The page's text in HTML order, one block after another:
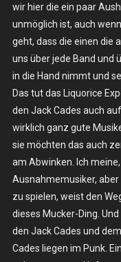
wir hier die ein paar
unmöglich ist, auch
geht, dass die einen die
uns über jede Band und
in die Hand nimmt und
Das tut das Liquorice
den Jack Cades auch
wirklich ganz gute
sie möchten das auch
am Abwinken. Ich
Ausnahmemusiker,
zu spielen, weist den
dieses Mucker-Ding.
den Jack Cades und
Cades liegen im Punk.